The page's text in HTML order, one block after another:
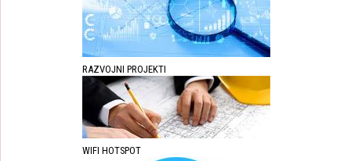
RAZVOJNI PROJEKTI
WIFI HOTSPOT